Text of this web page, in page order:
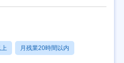
月残業20時間以内